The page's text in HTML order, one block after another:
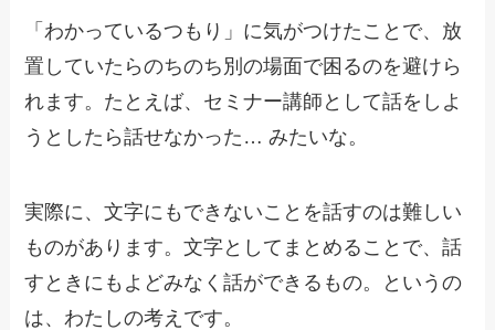
「わかっているつもり」に気がつけたことで、放
置していたらのちのち別の場面で困るのを避けら
れます。たとえば、セミナー講師として話をしよ
うとしたら話せなかった… みたいな。
実際に、文字にもできないことを話すのは難しい
ものがあります。文字としてまとめることで、話
すときにもよどみなく話ができるもの。というの
は、わたしの考えです。